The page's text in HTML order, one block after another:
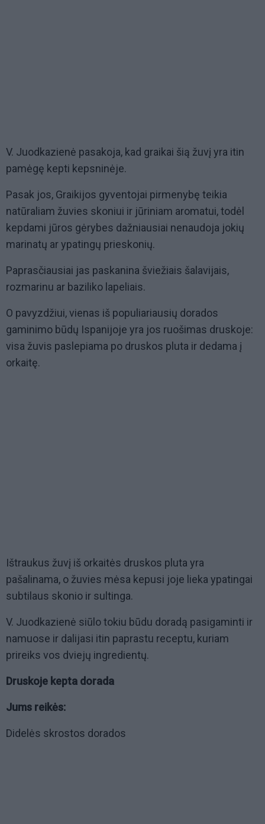
V. Juodkazienė pasakoja, kad graikai šią žuvį yra itin
pamėgę kepti kepsninėje.
Pasak jos, Graikijos gyventojai pirmenybę teikia
natūraliam žuvies skoniui ir jūriniam aromatui, todėl
kepdami jūros gėrybes dažniausiai nenaudoja jokių
marinatų ar ypatingų prieskonių.
Paprasčiausiai jas paskanina šviežiais šalavijais,
rozmarinu ar baziliko lapeliais.
O pavyzdžiui, vienas iš populiariausių dorados
gaminimo būdų Ispanijoje yra jos ruošimas druskoje:
visa žuvis paslepiama po druskos pluta ir dedama į
orkaitę.
Ištraukus žuvį iš orkaitės druskos pluta yra
pašalinama, o žuvies mėsa kepusi joje lieka ypatingai
subtilaus skonio ir sultinga.
V. Juodkazienė siūlo tokiu būdu doradą pasigaminti ir
namuose ir dalijasi itin paprastu receptu, kuriam
prireiks vos dviejų ingredientų.
Druskoje kepta dorada
Jums reikės:
Didelės skrostos dorados